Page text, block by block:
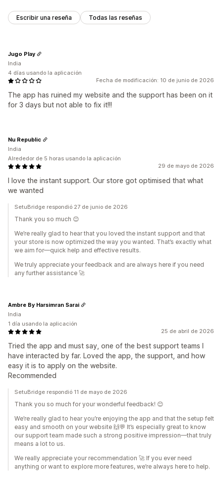
Escribir una reseña Todas las reseñas
Fecha de modificación: 10 de junio de 2026
The app has ruined my website and the support has been on it
for 3 days but not able to fix it!!!
Jugo Play
India
4 días usando la aplicación
29 de mayo de 2026
I love the instant support. Our store got optimised that what
we wanted
Nu Republic
India
Alrededor de 5 horas usando la aplicación
SetuBridge respondió 27 de junio de 2026
Thank you so much 😊
We’re really glad to hear that you loved the instant support and that
your store is now optimized the way you wanted. That’s exactly what
we aim for—quick help and effective results.
We truly appreciate your feedback and are always here if you need
any further assistance 🚀
25 de abril de 2026
Tried the app and must say, one of the best support teams I
have interacted by far. Loved the app, the support, and how
easy it is to apply on the website.
Recommended
Ambre By Harsimran Sarai
India
1 día usando la aplicación
SetuBridge respondió 11 de mayo de 2026
Thank you so much for your wonderful feedback! 😊
We’re really glad to hear you’re enjoying the app and that the setup felt
easy and smooth on your website 🙌💬 It’s especially great to know
our support team made such a strong positive impression—that truly
means a lot to us.
We really appreciate your recommendation 🚀 If you ever need
anything or want to explore more features, we’re always here to help.